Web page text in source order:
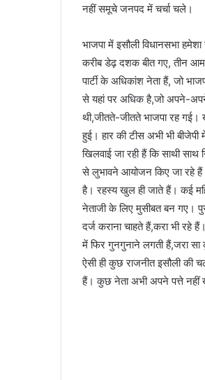
नहीं समूचे जनपद में चर्चा चले।
भाजपा में इसौली विधानसभा
करीब डेढ़ दशक बीत गए, तीन आम
पार्टी के अधिकांश नेता हैं, जो
से यहां पर अधिक है,जो अपने-
थी,जीतते-जीतते भाजपा रह गई।
हुई। हार की टीस अभी भी
खिलवाई जा रही हैं कि साथी
से लुभावने आयोजन किए जा रहे
है। रहस्य खुल ही जाते हैं। कई
नेताजी के लिए मुसीबत बन गए।
दर्ज कराना चाहते हैं,करा भी रहे
में फिर गुनगुनाने लगती हैं,जरा
ऐसी ही कुछ राजनीत इसौली की
हैं। कुछ नेता अभी अपने पत्ते नहीं